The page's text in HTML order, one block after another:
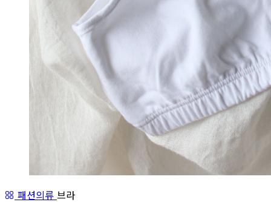
패션의류 브라